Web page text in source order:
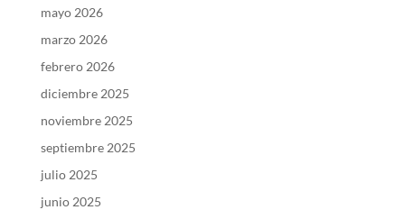
mayo 2026
marzo 2026
febrero 2026
diciembre 2025
noviembre 2025
septiembre 2025
julio 2025
junio 2025